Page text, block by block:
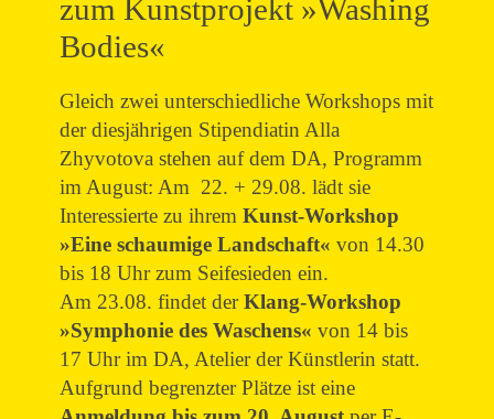
zum Kunstprojekt »Washing
Bodies«
Gleich zwei unterschiedliche Workshops mit
der diesjährigen Stipendiatin Alla
Zhyvotova stehen auf dem DA, Programm
im August: Am 22. + 29.08. lädt sie
Interessierte zu ihrem Kunst-Workshop
»Eine schaumige Landschaft« von 14.30
bis 18 Uhr zum Seifesieden ein.
Am 23.08. findet derKlang-Workshop
»Symphonie des Waschens« von 14 bis
17 Uhr im DA, Atelier der Künstlerin statt.
Aufgrund begrenzter Plätze ist eine